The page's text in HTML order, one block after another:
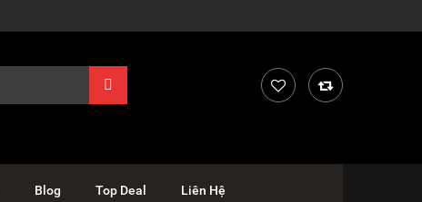
Blog Top Deal Liên Hệ